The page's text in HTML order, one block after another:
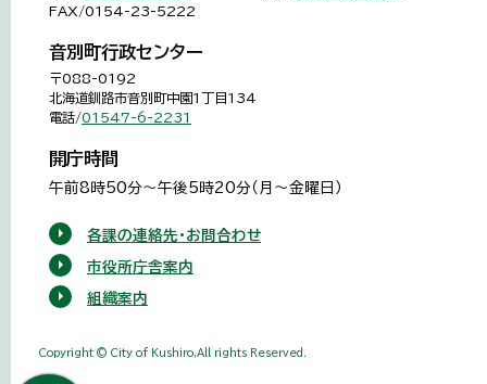
FAX/0154-23-5222
音別町行政センター
〒088-0192
北海道釧路市音別町中園1丁目134
電話/01547-6-2231
開庁時間
午前8時50分～午後5時20分（月～金曜日）
各課の連絡先・お問合わせ
市役所庁舎案内
組織案内
Copyright © City of Kushiro,All rights Reserved.